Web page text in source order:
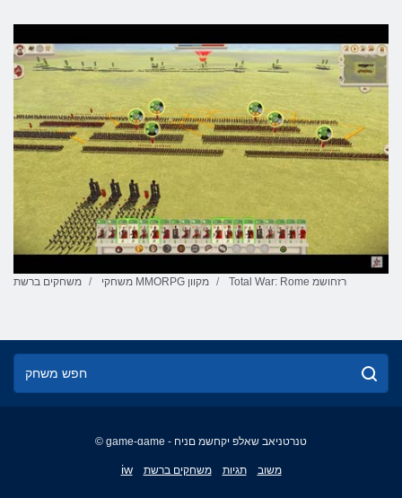
משחקים ברשת משחקי MMORPG מקוון Total War: Rome רזחושמ
© game-game - טנרטניאב שאלפ יקחשמ םניח
iw משחקים ברשת תגיות משוב